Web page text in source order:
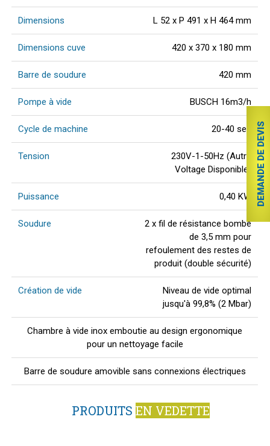
DEMANDE DE DEVIS
Dimensions L 52 x P 491 x H 464 mm
Dimensions cuve 420 x 370 x 180 mm
Barre de soudure 420 mm
Pompe à vide BUSCH 16m3/h
Cycle de machine 20-40 sec
Tension
230V-1-50Hz (Autre
Voltage Disponible)
Puissance 0,40 KW
Soudure
2 x fil de résistance bombé
de 3,5 mm pour
refoulement des restes de
produit (double sécurité)
Création de vide
Niveau de vide optimal
jusqu'à 99,8% (2 Mbar)
Chambre à vide inox emboutie au design ergonomique
pour un nettoyage facile
Barre de soudure amovible sans connexions électriques
PRODUITSEN VEDETTE